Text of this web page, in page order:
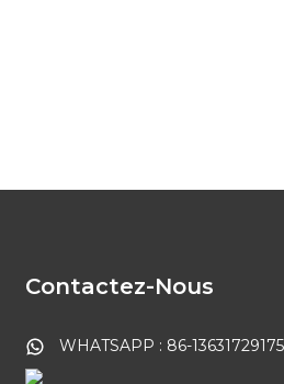
Contactez-Nous
WHATSAPP : 86-13631729175